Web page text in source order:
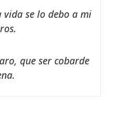
se lo debo a mi
que ser cobarde